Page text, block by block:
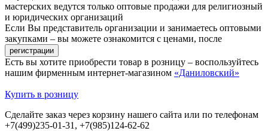
мастерских ведутся только оптовые продажи для религиозный
и юридических организаций
Если Вы представитель организации и занимаетесь оптовыми
закупками – вы можете ознакомится с ценами, после
Есть вы хотите приобрести товар в розницу – воспользуйтесь
нашим фирменным интернет-магазином «Даниловский»
Купить в розницу
Сделайте заказ через корзину нашего сайта или по телефонам
+7(499)235-01-31, +7(985)124-62-62